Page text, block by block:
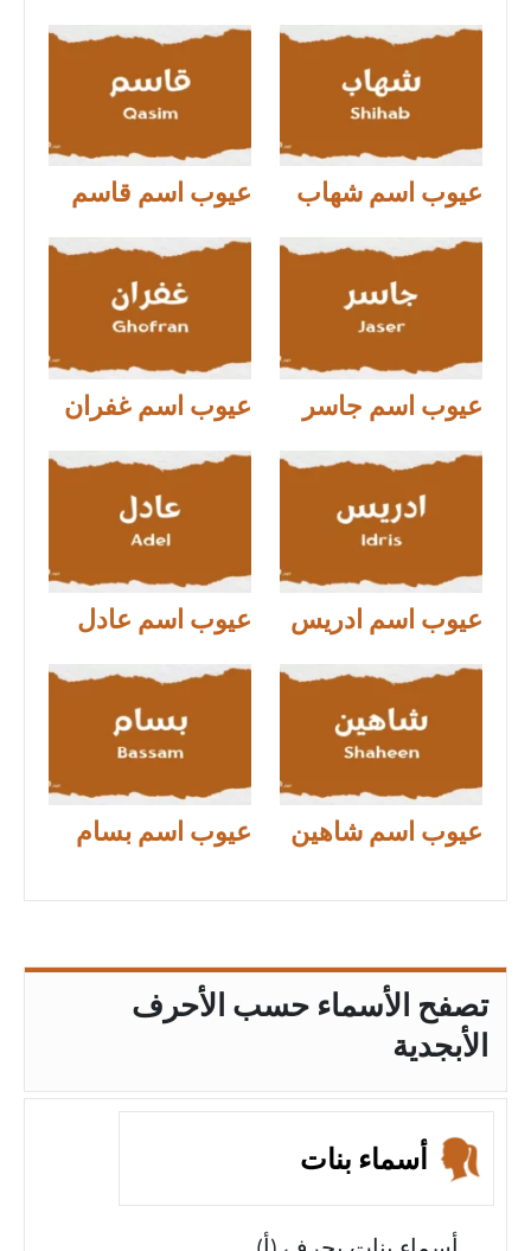
عيوب اسم شهاب عيوب اسم قاسم
عيوب اسم جاسر عيوب اسم غفران
عيوب اسم ادريس عيوب اسم عادل
عيوب اسم شاهين عيوب اسم بسام
تصفح الأسماء حسب الأحرف
الأبجدية
أسماء بنات